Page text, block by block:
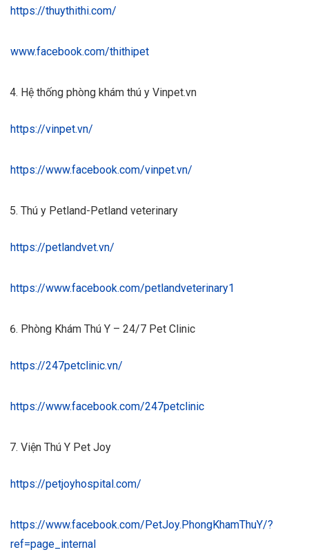
https://thuythithi.com/
www.facebook.com/thithipet
Hệ thống phòng khám thú y Vinpet.vn
https://vinpet.vn/
https://www.facebook.com/vinpet.vn/
Thú y Petland-Petland veterinary
https://petlandvet.vn/
https://www.facebook.com/petlandveterinary1
Phòng Khám Thú Y – 24/7 Pet Clinic
https://247petclinic.vn/
https://www.facebook.com/247petclinic
Viện Thú Y Pet Joy
https://petjoyhospital.com/
https://www.facebook.com/PetJoy.PhongKhamThuY/?
ref=page_internal